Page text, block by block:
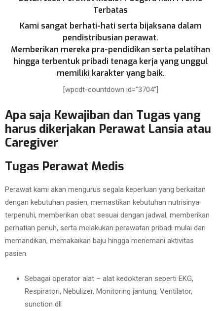
Terbatas
Kami sangat berhati-hati serta bijaksana dalam
pendistribusian perawat.
Memberikan mereka pra-pendidikan serta pelatihan
hingga terbentuk pribadi tenaga kerja yang unggul
memiliki karakter yang baik.
[wpcdt-countdown id=”3704″]
Apa saja Kewajiban dan Tugas yang
harus dikerjakan Perawat Lansia atau
Caregiver
Tugas Perawat Medis
Perawat kami akan mengurus segala keperluan yang berkaitan
dengan kebutuhan pasien, memastikan kebutuhan nutrisinya
terpenuhi, memberikan obat sesuai dengan jadwal, memberikan
perhatian penuh, serta melakukan perawatan pribadi mulai dari
memandikan, memakaikan baju hingga menemani aktivitas
pasien.
Sebagai operator alat – alat kedokteran seperti EKG,
Respiratori, Nebulizer, Monitoring jantung, Ventilator,
sunction dll